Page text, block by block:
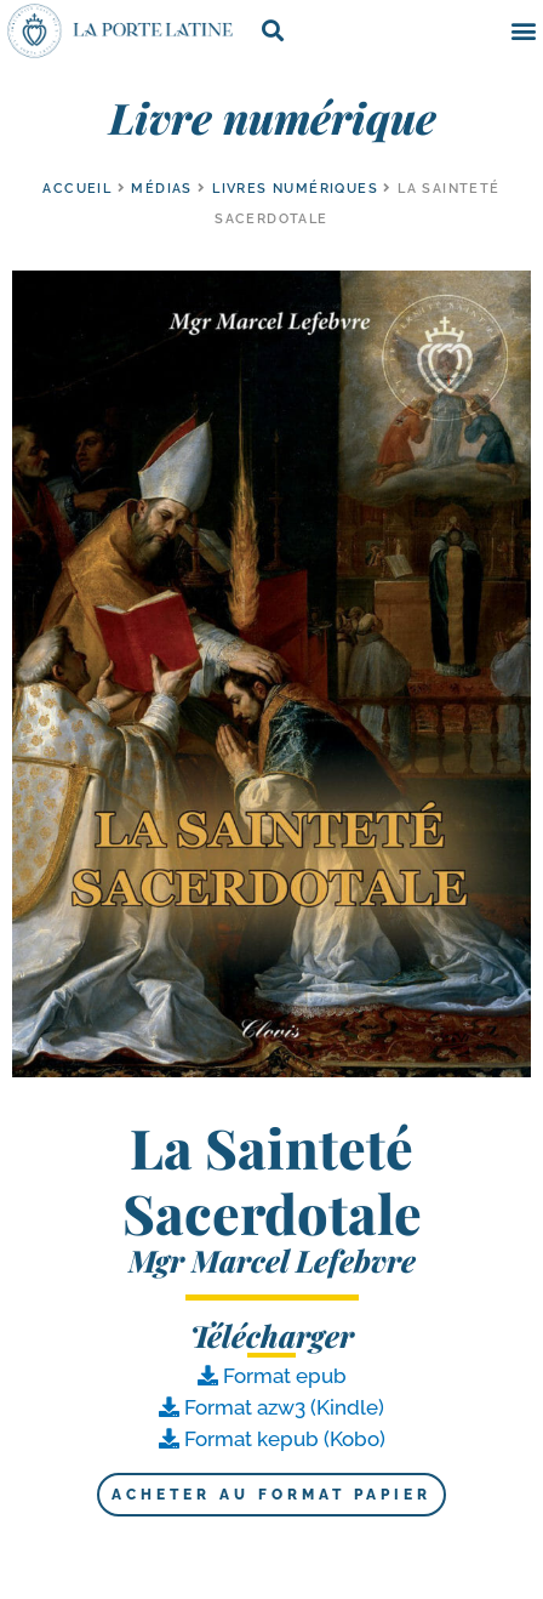
Livre numérique
ACCUEIL MÉDIAS LIVRES NUMÉRIQUES
LA SAINTETÉ
SACERDOTALE
La Sainteté
Sacerdotale
Mgr Marcel Lefebvre
Télécharger
Format epub
Format azw3 (Kindle)
Format kepub (Kobo)
ACHETER AU FORMAT PAPIER